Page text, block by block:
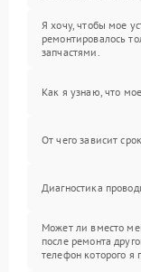
Я хочу, чтобы мое
ремонтировалось
запчастями.
Как я узнаю, что
От чего зависит
Диагностика
Может ли вместо
после ремонта
телефон которого я